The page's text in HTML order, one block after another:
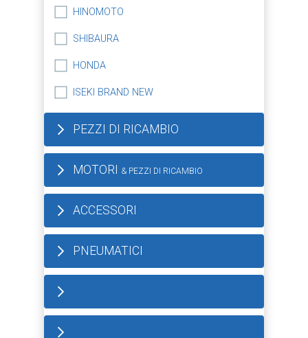
HINOMOTO
SHIBAURA
HONDA
ISEKI BRAND NEW
PEZZI DI RICAMBIO
MOTORI & PEZZI DI RICAMBIO
ACCESSORI
PNEUMATICI